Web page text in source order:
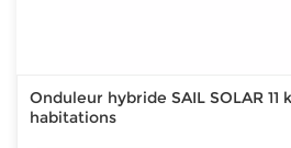
Onduleur hybride SAIL SOLAR 11
habitations